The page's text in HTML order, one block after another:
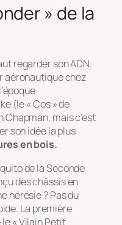
» de la
regarder son ADN.
aéronautique chez
(le « Cos » de
mais c’est
son idée la plus
en bois.
de la Seconde
des châssis en
hérésie ? Pas du
La première
« Vilain Petit